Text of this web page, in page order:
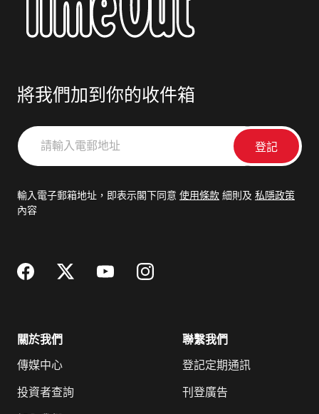
將我們加到你的收件箱
請
輸
郵
輸入電子郵箱地址，即表示閣下同意 使用條款 細則及 私隱政策
內容
關於我們
傳媒中心
投資者查詢
聯繫我們
登記定期通訊
刊登廣告